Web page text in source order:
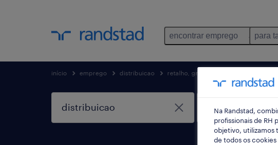
encontrar emprego para
início emprego distribuicao retalho, grande consumo e
Na Randstad,
profissionais de RH
objetivo, utilizamos
de todos os cookies